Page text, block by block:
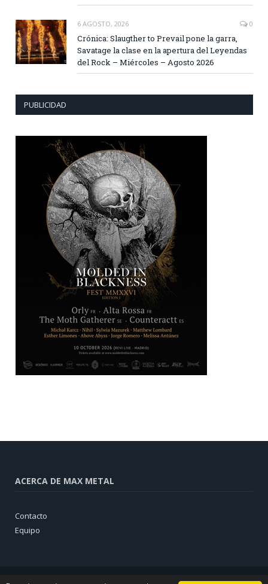
6 AGOSTO, 2026 0
Crónica: Slaugther to Prevail pone la garra,
Savatage la clase en la apertura del Leyendas
del Rock – Miércoles – Agosto 2026
PUBLICIDAD
ACERCA DE MAX METAL
Contacto
Equipo